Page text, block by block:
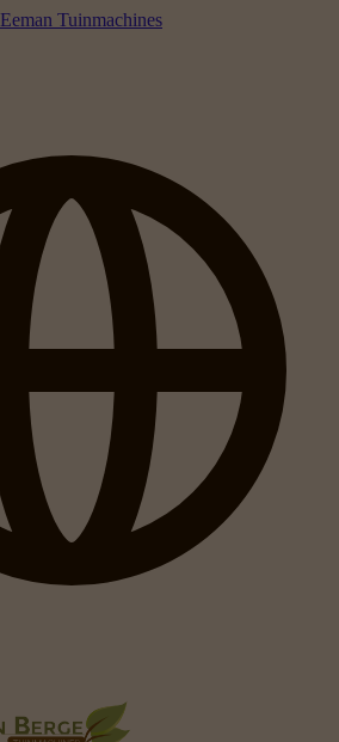
Eeman Tuinmachines